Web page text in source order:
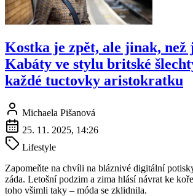
Kostka je zpět, ale jinak, než
Kabáty ve stylu britské
každé tuctovky aristokratku
Michaela Pišanová
25. 11. 2025, 14:26
Lifestyle
Zapomeňte na chvíli na bláznivé digitální
záda. Letošní podzim a zima hlásí návrat ke
toho všimli taky – móda se zklidnila.